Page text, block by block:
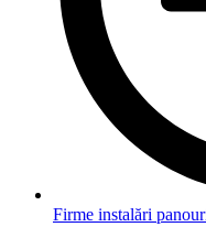
Firme instalări